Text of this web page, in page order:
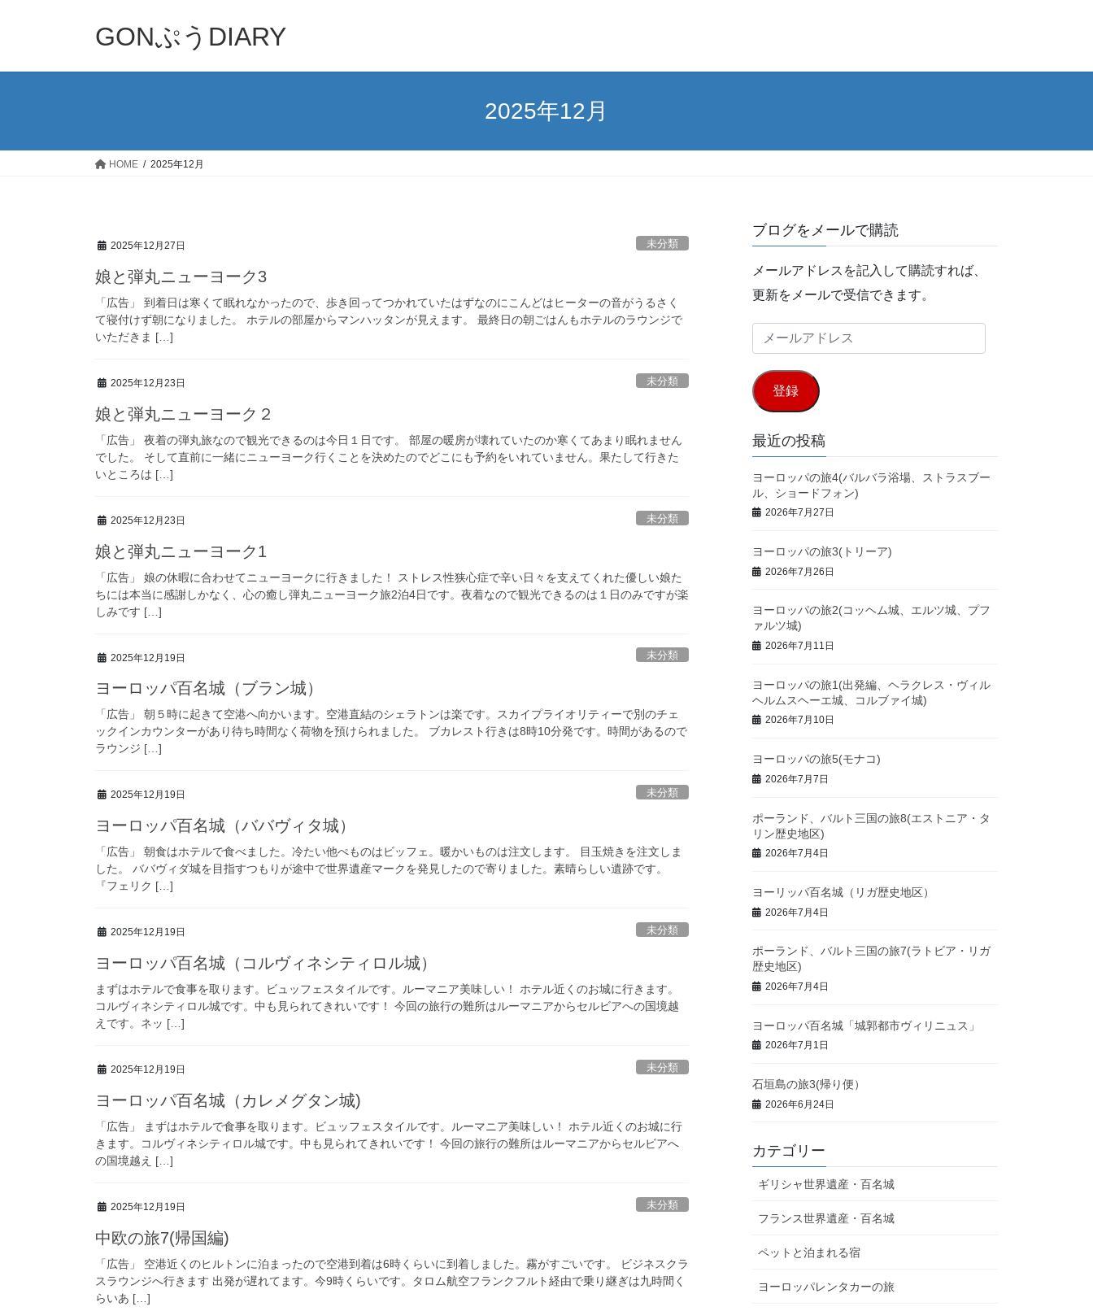
GONぷうDIARY
2025年12月
HOME 2025年12月
2025年12月27日 未分類
娘と弾丸ニューヨーク3
「広告」 到着日は寒くて眠れなかったので、歩き回ってつかれていたはずなのにこんどはヒーターの音がうるさく
て寝付けず朝になりました。 ホテルの部屋からマンハッタンが見えます。 最終日の朝ごはんもホテルのラウンジで
いただきま […]
2025年12月23日 未分類
娘と弾丸ニューヨーク２
「広告」 夜着の弾丸旅なので観光できるのは今日１日です。 部屋の暖房が壊れていたのか寒くてあまり眠れません
でした。 そして直前に一緒にニューヨーク行くことを決めたのでどこにも予約をいれていません。果たして行きた
いところは […]
2025年12月23日 未分類
娘と弾丸ニューヨーク1
「広告」 娘の休暇に合わせてニューヨークに行きました！ ストレス性狭心症で辛い日々を支えてくれた優しい娘た
ちには本当に感謝しかなく、心の癒し弾丸ニューヨーク旅2泊4日です。夜着なので観光できるのは１日のみですが楽
しみです […]
2025年12月19日 未分類
ヨーロッパ百名城（ブラン城）
「広告」 朝５時に起きて空港へ向かいます。空港直結のシェラトンは楽です。スカイプライオリティーで別のチェ
ックインカウンターがあり待ち時間なく荷物を預けられました。 ブカレスト行きは8時10分発です。時間があるので
ラウンジ […]
2025年12月19日 未分類
ヨーロッパ百名城（ババヴィタ城）
「広告」 朝食はホテルで食べました。冷たい他ぺものはビッフェ。暖かいものは注文します。 目玉焼きを注文しま
した。 ババヴィダ城を目指すつもりが途中で世界遺産マークを発見したので寄りました。素晴らしい遺跡です。
『フェリク […]
2025年12月19日 未分類
ヨーロッパ百名城（コルヴィネシティロル城）
まずはホテルで食事を取ります。ビュッフェスタイルです。ルーマニア美味しい！ ホテル近くのお城に行きます。
コルヴィネシティロル城です。中も見られてきれいです！ 今回の旅行の難所はルーマニアからセルビアへの国境越
えです。ネッ […]
2025年12月19日 未分類
ヨーロッパ百名城（カレメグタン城)
「広告」 まずはホテルで食事を取ります。ビュッフェスタイルです。ルーマニア美味しい！ ホテル近くのお城に行
きます。コルヴィネシティロル城です。中も見られてきれいです！ 今回の旅行の難所はルーマニアからセルビアへ
の国境越え […]
2025年12月19日 未分類
中欧の旅7(帰国編)
「広告」 空港近くのヒルトンに泊まったので空港到着は6時くらいに到着しました。霧がすごいです。 ビジネスクラ
スラウンジへ行きます 出発が遅れてます。今9時くらいです。タロム航空フランクフルト経由で乗り継ぎは九時間く
らいあ […]
ブログをメールで購読
メールアドレスを記入して購読すれば、
更新をメールで受信できます。
ー
ル
ア
ド
レ
ス
登録
最近の投稿
ヨーロッパの旅4(バルバラ浴場、ストラスブー
ル、ショードフォン)
2026年7月27日
ヨーロッパの旅3(トリーア)
2026年7月26日
ヨーロッパの旅2(コッヘム城、エルツ城、プフ
ァルツ城)
2026年7月11日
ヨーロッパの旅1(出発編、ヘラクレス・ヴィル
ヘルムスヘーエ城、コルブァイ城)
2026年7月10日
ヨーロッパの旅5(モナコ)
2026年7月7日
ポーランド、バルト三国の旅8(エストニア・タ
リン歴史地区)
2026年7月4日
ヨーリッパ百名城（リガ歴史地区）
2026年7月4日
ポーランド、バルト三国の旅7(ラトビア・リガ
歴史地区)
2026年7月4日
ヨーロッパ百名城「城郭都市ヴィリニュス」
2026年7月1日
石垣島の旅3(帰り便）
2026年6月24日
カテゴリー
ギリシャ世界遺産・百名城
フランス世界遺産・百名城
ペットと泊まれる宿
ヨーロッパレンタカーの旅